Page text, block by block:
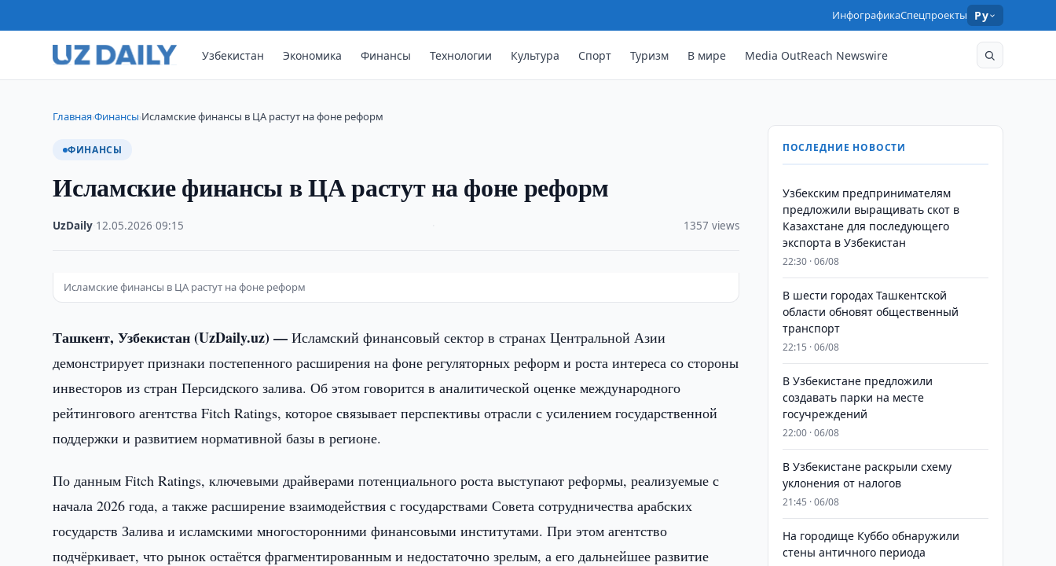
ИнфографикаСпецпроекты Ру
Узбекистан Экономика Финансы Технологии Культура Спорт Туризм В мире Media OutReach Newswire
Главная›Финансы›Исламские финансы в ЦА растут на фоне реформ
ФИНАНСЫ
Исламские финансы в ЦА растут на фоне реформ
UzDaily 12.05.2026 ·09:15 1357 views
Исламские финансы в ЦА растут на фоне реформ
Ташкент, Узбекистан (UzDaily.uz) —Исламский финансовый сектор в странах Центральной Азии
демонстрирует признаки постепенного расширения на фоне регуляторных реформ и роста интереса со стороны
инвесторов из стран Персидского залива. Об этом говорится в аналитической оценке международного
рейтингового агентства Fitch Ratings, которое связывает перспективы отрасли с усилением государственной
поддержки и развитием нормативной базы в регионе.
По данным Fitch Ratings, ключевыми драйверами потенциального роста выступают реформы, реализуемые с
начала 2026 года, а также расширение взаимодействия с государствами Совета сотрудничества арабских
государств Залива и исламскими многосторонними финансовыми институтами. При этом агентство
подчёркивает, что рынок остаётся фрагментированным и недостаточно зрелым, а его дальнейшее развитие
ПОСЛЕДНИЕ НОВОСТИ
Узбекским предпринимателям
предложили выращивать скот в
Казахстане для последующего
экспорта в Узбекистан
22:30 · 06/08
В шести городах Ташкентской
области обновят общественный
транспорт
22:15 · 06/08
В Узбекистане предложили
создавать парки на месте
госучреждений
22:00 · 06/08
В Узбекистане раскрыли схему
уклонения от налогов
21:45 · 06/08
На городище Куббо обнаружили
стены античного периода